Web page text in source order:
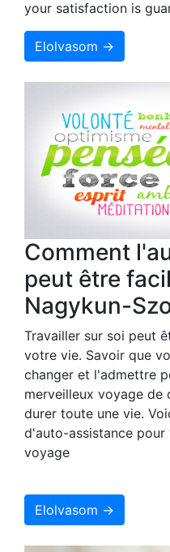
your satisfaction is
Elolvasom →
Comment
peut être
Nagykun-
Travailler sur soi peut
votre vie. Savoir que
changer et l'admettre
merveilleux voyage
durer toute une vie.
d'auto-assistance
voyage
Elolvasom →